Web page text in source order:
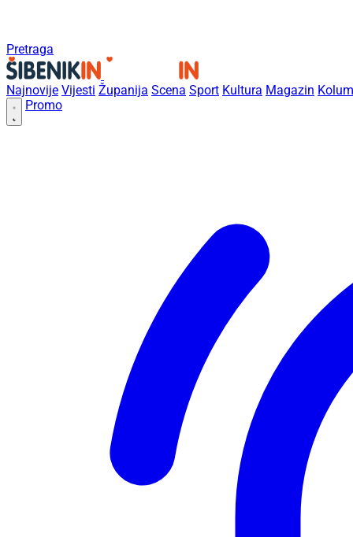
Pretraga
Najnovije Vijesti Županija Scena Sport Kultura Magazin
Promo